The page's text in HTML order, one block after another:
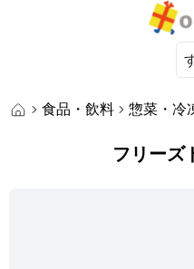
食品・飲料 惣菜・冷
フリーズ